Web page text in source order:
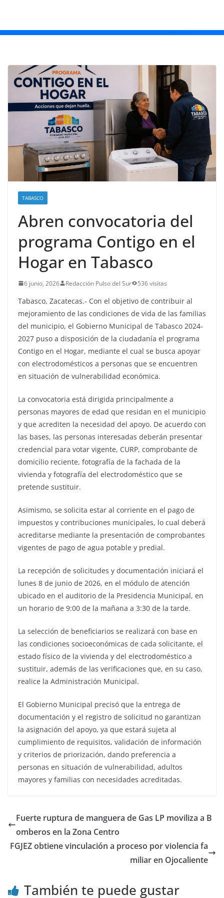
TABASCO
Abren convocatoria del
programa Contigo en el
Hogar en Tabasco
6 junio, 2026 Redacción Pulso del Sur 536 visitas
Tabasco, Zacatecas.- Con el objetivo de contribuir al
mejoramiento de las condiciones de vida de las familias
del municipio, el Gobierno Municipal de Tabasco 2024-
2027 puso a disposición de la ciudadanía el programa
Contigo en el Hogar, mediante el cual se busca apoyar
con electrodomésticos a personas que se encuentren
en situación de vulnerabilidad económica.
La convocatoria está dirigida principalmente a
personas mayores de edad que residan en el municipio
y que acrediten la necesidad del apoyo. De acuerdo con
las bases, las personas interesadas deberán presentar
credencial para votar vigente, CURP, comprobante de
domicilio reciente, fotografía de la fachada de la
vivienda y fotografía del electrodoméstico que se
pretende sustituir.
Asimismo, se solicita estar al corriente en el pago de
impuestos y contribuciones municipales, lo cual deberá
acreditarse mediante la presentación de comprobantes
vigentes de pago de agua potable y predial.
La recepción de solicitudes y documentación iniciará el
lunes 8 de junio de 2026, en el módulo de atención
ubicado en el auditorio de la Presidencia Municipal, en
un horario de 9:00 de la mañana a 3:30 de la tarde.
La selección de beneficiarios se realizará con base en
las condiciones socioeconómicas de cada solicitante, el
estado físico de la vivienda y del electrodoméstico a
sustituir, además de las verificaciones que, en su caso,
realice la Administración Municipal.
El Gobierno Municipal precisó que la entrega de
documentación y el registro de solicitud no garantizan
la asignación del apoyo, ya que estará sujeta al
cumplimiento de requisitos, validación de información
y criterios de priorización, dando preferencia a
personas en situación de vulnerabilidad, adultos
mayores y familias con necesidades acreditadas.
Fuerte ruptura de manguera de Gas LP moviliza a B
omberos en la Zona Centro
FGJEZ obtiene vinculación a proceso por violencia fa
miliar en Ojocaliente
También te puede gustar